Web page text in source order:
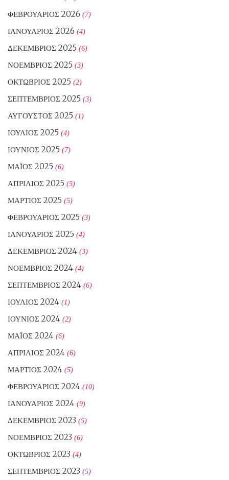
ΦΕΒΡΟΥΆΡΙΟΣ 2026 (7)
ΙΑΝΟΥΆΡΙΟΣ 2026 (4)
ΔΕΚΈΜΒΡΙΟΣ 2025 (6)
ΝΟΈΜΒΡΙΟΣ 2025 (3)
ΟΚΤΏΒΡΙΟΣ 2025 (2)
ΣΕΠΤΈΜΒΡΙΟΣ 2025 (3)
ΑΎΓΟΥΣΤΟΣ 2025 (1)
ΙΟΎΛΙΟΣ 2025 (4)
ΙΟΎΝΙΟΣ 2025 (7)
ΜΆΙΟΣ 2025 (6)
ΑΠΡΊΛΙΟΣ 2025 (5)
ΜΆΡΤΙΟΣ 2025 (5)
ΦΕΒΡΟΥΆΡΙΟΣ 2025 (3)
ΙΑΝΟΥΆΡΙΟΣ 2025 (4)
ΔΕΚΈΜΒΡΙΟΣ 2024 (3)
ΝΟΈΜΒΡΙΟΣ 2024 (4)
ΣΕΠΤΈΜΒΡΙΟΣ 2024 (6)
ΙΟΎΛΙΟΣ 2024 (1)
ΙΟΎΝΙΟΣ 2024 (2)
ΜΆΙΟΣ 2024 (6)
ΑΠΡΊΛΙΟΣ 2024 (6)
ΜΆΡΤΙΟΣ 2024 (5)
ΦΕΒΡΟΥΆΡΙΟΣ 2024 (10)
ΙΑΝΟΥΆΡΙΟΣ 2024 (9)
ΔΕΚΈΜΒΡΙΟΣ 2023 (5)
ΝΟΈΜΒΡΙΟΣ 2023 (6)
ΟΚΤΏΒΡΙΟΣ 2023 (4)
ΣΕΠΤΈΜΒΡΙΟΣ 2023 (5)